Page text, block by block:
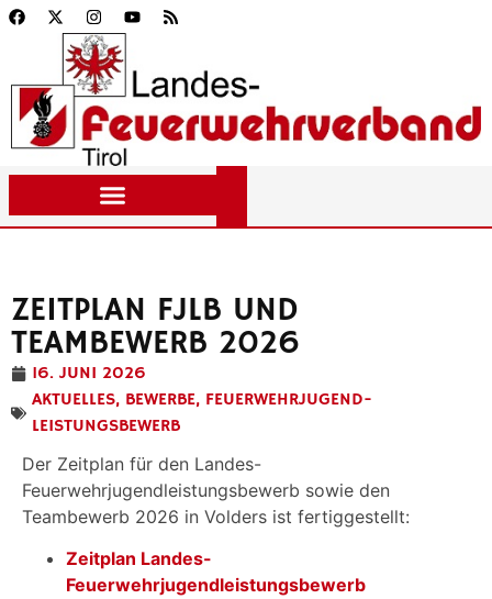
ZEITPLAN FJLB UND
TEAMBEWERB 2026
16. JUNI 2026
AKTUELLES, BEWERBE, FEUERWEHRJUGEND-
LEISTUNGSBEWERB
Der Zeitplan für den Landes-
Feuerwehrjugendleistungsbewerb sowie den
Teambewerb 2026 in Volders ist fertiggestellt:
Zeitplan Landes-
Feuerwehrjugendleistungsbewerb